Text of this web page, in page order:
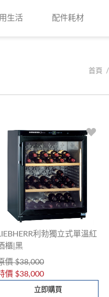
生活 配件耗材
首頁
利勃獨立式單溫紅
櫃|黑
價 $38,000
價 $38,000
立即購買